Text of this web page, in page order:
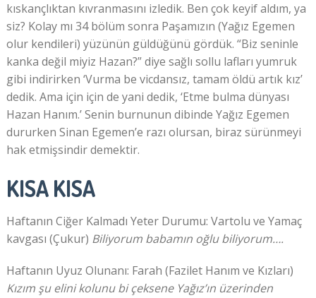
kıskançlıktan kıvranmasını izledik. Ben çok keyif aldım, ya
siz? Kolay mı 34 bölüm sonra Paşamızın (Yağız Egemen
olur kendileri) yüzünün güldüğünü gördük. “Biz seninle
kanka değil miyiz Hazan?” diye sağlı sollu lafları yumruk
gibi indirirken ‘Vurma be vicdansız, tamam öldü artık kız’
dedik. Ama için için de yani dedik, ‘Etme bulma dünyası
Hazan Hanım.’ Senin burnunun dibinde Yağız Egemen
dururken Sinan Egemen’e razı olursan, biraz sürünmeyi
hak etmişsindir demektir.
KISA KISA
Haftanın Ciğer Kalmadı Yeter Durumu: Vartolu ve Yamaç
kavgası (Çukur) Biliyorum babamın oğlu biliyorum….
Haftanın Uyuz Olunanı: Farah (Fazilet Hanım ve Kızları)
Kızım şu elini kolunu bi çeksene Yağız’ın üzerinden